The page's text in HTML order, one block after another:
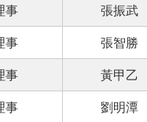
事 張振武
事 張智勝
事 黃甲乙
事 劉明潭